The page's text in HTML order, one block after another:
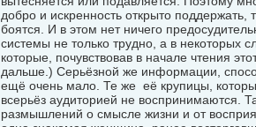
добро и искренность открыто
боятся. И в этом нет ничего
системы не только трудно, а в некоторых
которые, почувствовав в начале чтения
дальше.) Серьёзной же информации,
ещё очень мало. Те же её крупицы,
всерьёз аудиторией не воспринимаются.
размышлений о смысле жизни и от